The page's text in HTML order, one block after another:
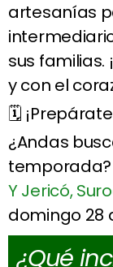
artesanías
sus familias.
y con el
🗓️
¿Andas
Y Jericó,
domingo 28
¿Qué